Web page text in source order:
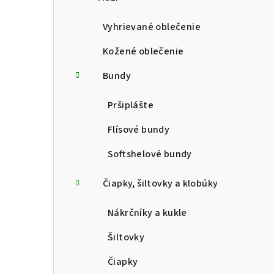
Vyhrievané oblečenie
Kožené oblečenie
Bundy
Pršiplášte
Flísové bundy
Softshelové bundy
Čiapky, šiltovky a klobúky
Nákrčníky a kukle
Šiltovky
Čiapky